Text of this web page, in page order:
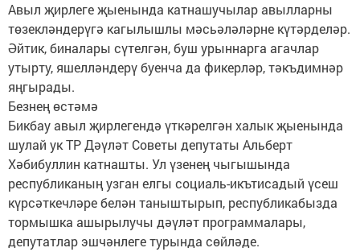
Авыл җирлеге җыенында катнашучылар авылларны
төзекләндерүгә кагылышлы мәсьәләләрне күтәрделәр.
Әйтик, биналары сүтелгән, буш урыннарга агачлар
утырту, яшелләндерү буенча да фикерләр, тәкъдимнәр
яңгырады.
Безнең өстәмә
Бикбау авыл җирлегендә үткәрелгән халык җыенында
шулай ук ТР Дәүләт Советы депутаты Альберт
Хәбибуллин катнашты. Ул үзенең чыгышында
республиканың узган елгы социаль-икътисадый үсеш
күрсәткечләре белән таныштырып, республикабызда
тормышка ашырылучы дәүләт программалары,
депутатлар эшчәнлеге турында сөйләде.